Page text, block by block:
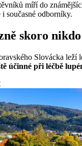
míří do
současné odborníky.
skoro
Slovácka leží
účinné při léčbě